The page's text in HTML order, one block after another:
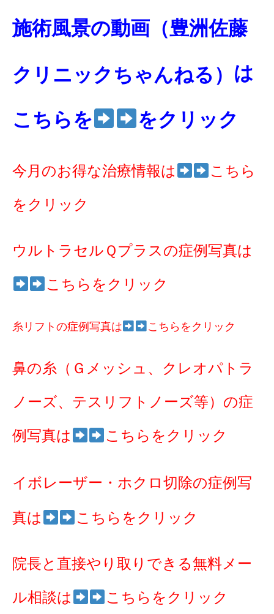
施術風景の動画 （豊洲佐藤
クリニックちゃんねる） は
こちらを をクリック
今月のお得な治療情報は こちら
をクリック
ウルトラセルＱプラスの症例写真は
こちらをクリック
糸リフトの症例写真は こちらをクリック
鼻の糸（Ｇメッシュ、クレオパトラ
ノーズ、テスリフトノーズ等）の症
例写真は こちらをクリック
イボレーザー・ホクロ切除の症例写
真は こちらをクリック
院長と直接やり取りできる無料メー
ル相談は こちらをクリック